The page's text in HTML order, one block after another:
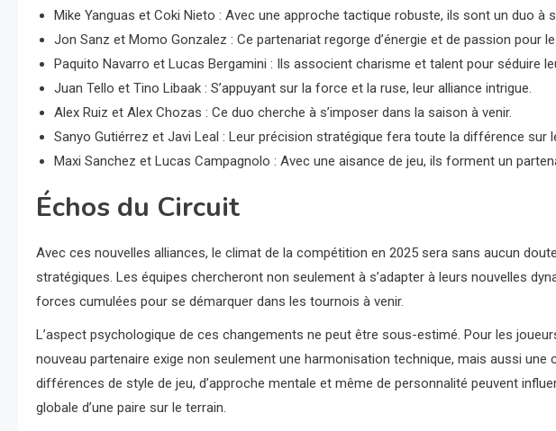
Mike Yanguas et Coki Nieto : Avec une approche tactique robuste, ils sont un duo à
Jon Sanz et Momo Gonzalez : Ce partenariat regorge d’énergie et de passion pour le
Paquito Navarro et Lucas Bergamini : Ils associent charisme et talent pour séduire
Juan Tello et Tino Libaak : S’appuyant sur la force et la ruse, leur alliance intrigue.
Alex Ruiz et Alex Chozas : Ce duo cherche à s’imposer dans la saison à venir.
Sanyo Gutiérrez et Javi Leal : Leur précision stratégique fera toute la différence sur
Maxi Sanchez et Lucas Campagnolo : Avec une aisance de jeu, ils forment un
Échos du Circuit
Avec ces nouvelles alliances, le climat de la compétition en 2025 sera sans aucun
stratégiques. Les équipes chercheront non seulement à s’adapter à leurs nouvelles
forces cumulées pour se démarquer dans les tournois à venir.
L’aspect psychologique de ces changements ne peut être sous-estimé. Pour les
nouveau partenaire exige non seulement une harmonisation technique, mais aussi
différences de style de jeu, d’approche mentale et même de personnalité peuvent
globale d’une paire sur le terrain.